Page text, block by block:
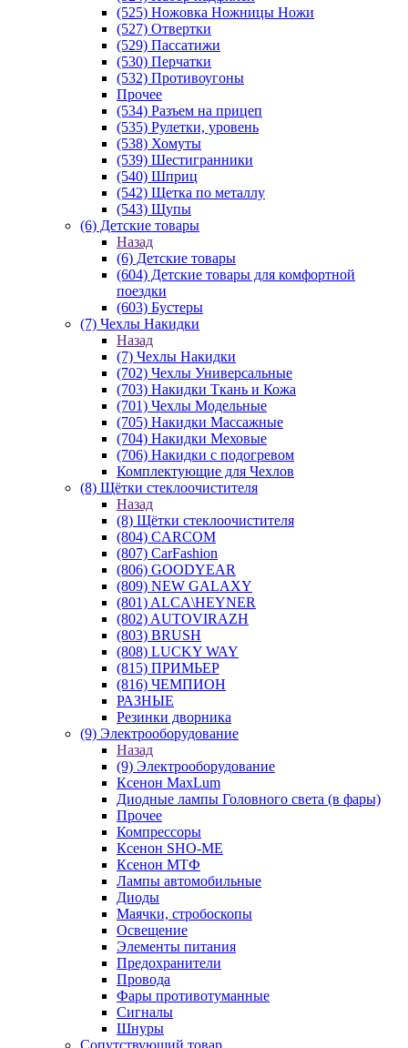
(525) Ножовка Ножницы Ножи
(527) Отвертки
(529) Пассатижи
(530) Перчатки
(532) Противоугоны
Прочее
(534) Разъем на прицеп
(535) Рулетки, уровень
(538) Хомуты
(539) Шестигранники
(540) Шприц
(542) Щетка по металлу
(543) Щупы
(6) Детские товары
Назад
(6) Детские товары
(604) Детские товары для комфортной
поездки
(603) Бустеры
(7) Чехлы Накидки
Назад
(7) Чехлы Накидки
(702) Чехлы Универсальные
(703) Накидки Ткань и Кожа
(701) Чехлы Модельные
(705) Накидки Массажные
(704) Накидки Меховые
(706) Накидки с подогревом
Комплектующие для Чехлов
(8) Щётки стеклоочистителя
Назад
(8) Щётки стеклоочистителя
(804) CARCOM
(807) CarFashion
(806) GOODYEAR
(809) NEW GALAXY
(801) ALCA\HEYNER
(802) AUTOVIRAZH
(803) BRUSH
(808) LUCKY WAY
(815) ПРИМЬЕР
(816) ЧЕМПИОН
РАЗНЫЕ
Резинки дворника
(9) Электрооборудование
Назад
(9) Электрооборудование
Ксенон MaxLum
Диодные лампы Головного света (в фары)
Прочее
Компрессоры
Ксенон SHO-ME
Ксенон МТФ
Лампы автомобильные
Диоды
Маячки, стробоскопы
Освещение
Элементы питания
Предохранители
Провода
Фары противотуманные
Сигналы
Шнуры
Сопутствующий товар